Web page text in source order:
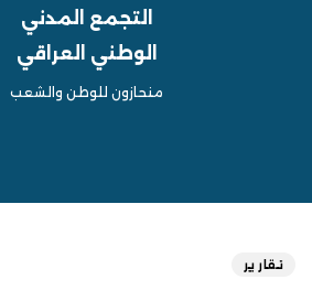
التجمع المدني
الوطني العراقي
منحازون للوطن والشعب
تقارير